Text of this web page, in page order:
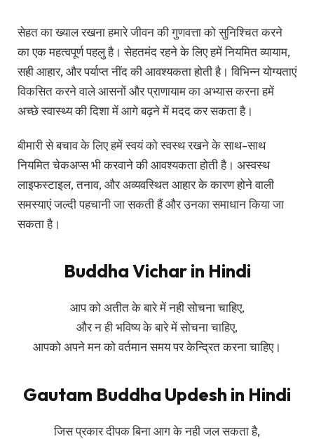
सेहत का ख्याल रखना हमारे जीवन की गुणवत्ता को सुनिश्चित करने
का एक महत्वपूर्ण पहलु है। सेहतमंद रहने के लिए हमें नियमित व्यायाम,
सही आहार, और पर्याप्त नींद की आवश्यकता होती है। विभिन्न योग्यताएं
विकसित करने वाले आसनों और प्राणायाम का अभ्यास करना हमें
अच्छे स्वास्थ्य की दिशा में आगे बढ़ने में मदद कर सकता है।
बीमारी से बचाव के लिए हमें स्वयं को स्वस्थ रखने के साथ-साथ
नियमित चेकअप्स भी करवाने की आवश्यकता होती है। अस्वस्थ
लाइफस्टाइल, तनाव, और अव्यवस्थित आहार के कारण होने वाली
समस्याएं जल्दी पहचानी जा सकती हैं और उनका समाधान किया जा
सकता है।
Buddha Vichar in Hindi
आप को अतीत के बारे में नही सोचना चाहिए,
और न ही भविष्य के बारे में सोचना चाहिए,
आपको अपने मन को वर्तमान समय पर केन्द्रित करना चाहिए।
Gautam Buddha Updesh in Hindi
जिस प्रकार दीपक बिना आग के नही जल सकता है,